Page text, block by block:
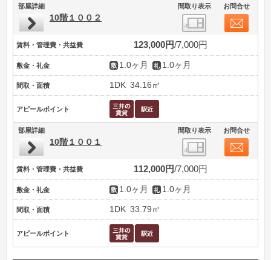
部屋詳細 間取り表示 お問合せ
10階１００２
賃料・管理費・共益費 123,000円 7,000円
敷金・礼金 1.0ヶ月 1.0ヶ月
間取・面積 1DK 34.16㎡
アピールポイント
部屋詳細 間取り表示 お問合せ
10階１００１
賃料・管理費・共益費 112,000円 7,000円
敷金・礼金 1.0ヶ月 1.0ヶ月
間取・面積 1DK 33.79㎡
アピールポイント